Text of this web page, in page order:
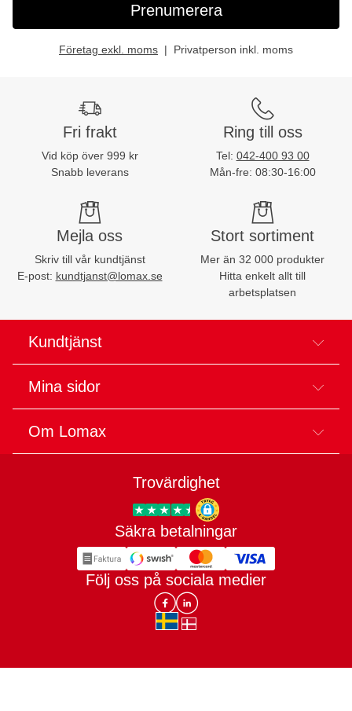
Prenumerera
Företag exkl. moms Privatperson inkl. moms
Fri frakt
Vid köp över 999 kr
Snabb leverans
Ring till oss
Tel: 042-400 93 00
Mån-fre: 08:30-16:00
Mejla oss
Skriv till vår kundtjänst
E-post: kundtjanst@lomax.se
Stort sortiment
Mer än 32 000 produkter
Hitta enkelt allt till
arbetsplatsen
Kundtjänst
Mina sidor
Om Lomax
Trovärdighet
Trygg E-handel
Säkra betalningar
Följ oss på sociala medier
Lomax DK Facebook
Lomax SE LinkIn
sv-SEda-DK